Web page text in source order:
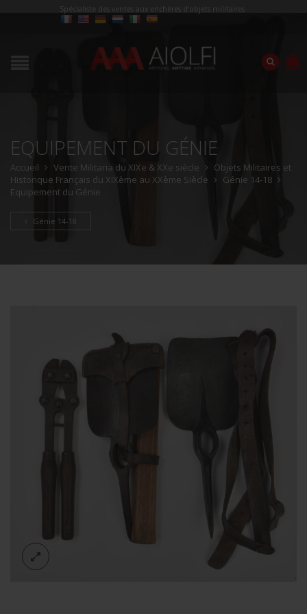
Spécialiste des ventes aux enchères d'objets militaires
EQUIPEMENT DU GÉNIE
Accueil Vente Militaria du XIXe & XXe siècle
Objets Militaires et
Historique Français du XIXème au XXème Siècle
Génie 14-18
Equipement du Génie
Génie 14-18